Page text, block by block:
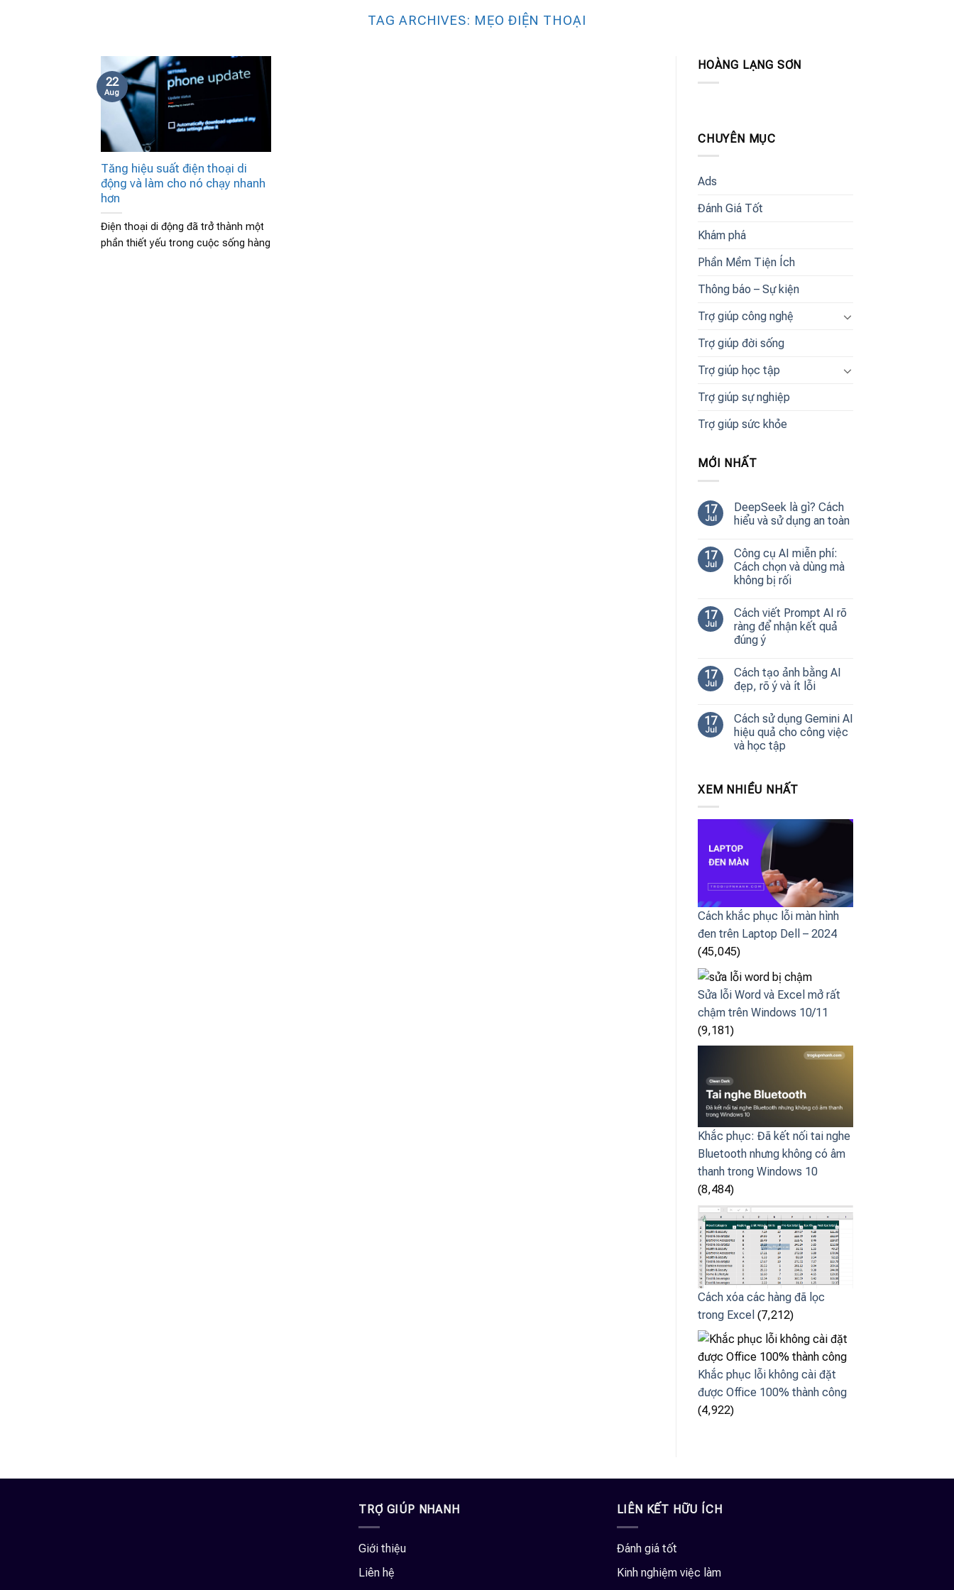
TAG ARCHIVES: MẸO ĐIỆN THOẠI
Tăng hiệu suất điện thoại di
động và làm cho nó chạy nhanh
hơn
Điện thoại di động đã trở thành một
phần thiết yếu trong cuộc sống hàng
22
Aug
HOÀNG LẠNG SƠN
CHUYÊN MỤC
Ads
Đánh Giá Tốt
Khám phá
Phần Mềm Tiện Ích
Thông báo – Sự kiện
Trợ giúp công nghệ
Trợ giúp đời sống
Trợ giúp học tập
Trợ giúp sự nghiệp
Trợ giúp sức khỏe
MỚI NHẤT
17
Jul
DeepSeek là gì? Cách
hiểu và sử dụng an toàn
17
Jul
Công cụ AI miễn phí:
Cách chọn và dùng mà
không bị rối
17
Jul
Cách viết Prompt AI rõ
ràng để nhận kết quả
đúng ý
17
Jul
Cách tạo ảnh bằng AI
đẹp, rõ ý và ít lỗi
17
Jul
Cách sử dụng Gemini AI
hiệu quả cho công việc
và học tập
XEM NHIỀU NHẤT
Cách khắc phục lỗi màn hình
đen trên Laptop Dell – 2024
(45,045)
Sửa lỗi Word và Excel mở rất
chậm trên Windows 10/11
(9,181)
Khắc phục: Đã kết nối tai nghe
Bluetooth nhưng không có âm
thanh trong Windows 10
(8,484)
Cách xóa các hàng đã lọc
trong Excel (7,212)
Khắc phục lỗi không cài đặt
được Office 100% thành công
(4,922)
TRỢ GIÚP NHANH
Giới thiệu
Liên hệ
LIÊN KẾT HỮU ÍCH
Đánh giá tốt
Kinh nghiệm việc làm